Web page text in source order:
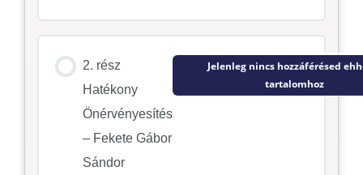
2. rész
Hatékony
Önérvényesítés
– Fekete Gábor
Sándor
Jelenleg nincs hozzáférésed
tartalomhoz